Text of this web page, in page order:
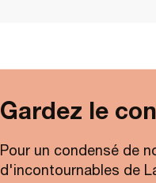
Gardez le
Pour un condensé de
d'incontournables de